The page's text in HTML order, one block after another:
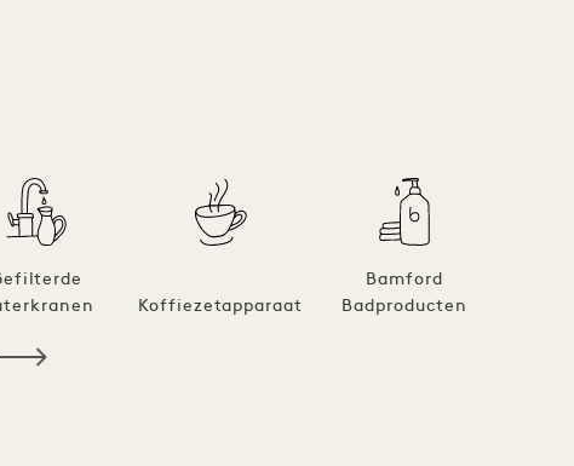
Koffiezetapparaat
Bamford
Badproducten